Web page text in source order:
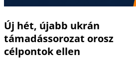
Új hét, újabb ukrán
támadássorozat orosz
célpontok ellen